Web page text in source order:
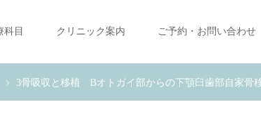
科目 クリニック案内 ご予約・お問い合わせ
3骨吸収と移植 Bオトガイ部からの下顎臼歯部自家骨